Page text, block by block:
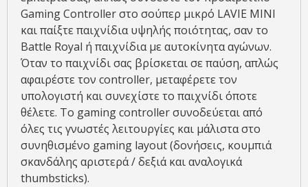
Gaming Controller στο σούπερ μικρό LAVIE MINI
και παίξτε παιχνίδια υψηλής ποιότητας, σαν το
Battle Royal ή παιχνίδια με αυτοκίνητα αγώνων.
Όταν το παιχνίδι σας βρίσκεται σε παύση, απλώς
αφαιρέστε τον controller, μεταφέρετε τον
υπολογιστή και συνεχίστε το παιχνίδι όποτε
θέλετε. Το gaming controller συνοδεύεται από
όλες τις γνωστές λειτουργίες και μάλιστα στο
συνηθισμένο gaming layout (δονήσεις, κουμπιά
σκανδάλης αριστερά / δεξιά και αναλογικά
thumbsticks).